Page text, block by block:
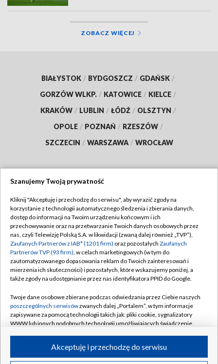
ZOBACZ WIĘCEJ
BIAŁYSTOK / BYDGOSZCZ / GDAŃSK /
GORZÓW WLKP. / KATOWICE / KIELCE /
KRAKÓW / LUBLIN / ŁÓDŹ / OLSZTYN /
OPOLE / POZNAŃ / RZESZÓW /
SZCZECIN / WARSZAWA / WROCŁAW
TVP
Abonament TVP
Emisja w TVP
Centrum informacji TVP
Naziemna Telewizja Cyfrowa
Rada Programowa
System NOS
Informacje o nadawcy
Program dla prasy
Regulamin TVP
Polityka prywatności
Moje zgody
Pomoc
Kontakt
Kanały
©2026 Telewizja Polska S.A. w likwidacji
Szanujemy Twoją prywatność
Kliknij "Akceptuję i przechodzę do serwisu", aby wyrazić zgody na
korzystanie z technologii automatycznego śledzenia i zbierania danych,
dostęp do informacji na Twoim urządzeniu końcowym i ich
przechowywanie oraz na przetwarzanie Twoich danych osobowych przez
nas, czyli Telewizję Polską S.A. w likwidacji (zwaną dalej również „TVP”),
Zaufanych Partnerów z IAB* (1201 firm) oraz pozostałych Zaufanych
Partnerów TVP (93 firm), w celach marketingowych (w tym do
zautomatyzowanego dopasowania reklam do Twoich zainteresowań i
mierzenia ich skuteczności) i pozostałych, które wskazujemy poniżej, a
także zgody na udostępnianie przez nas identyfikatora PPID do Google.
Twoje dane osobowe zbierane podczas odwiedzania przez Ciebie naszych
poszczególnych serwisówzwanych dalej „Portalem”, w tym informacje
zapisywane za pomocą technologii takich jak: pliki cookie, sygnalizatory
WWW lub innych podobnych technologii umożliwiających świadczenie
ruchu w Internecie.Akceptuję i przechodzę do serwisu